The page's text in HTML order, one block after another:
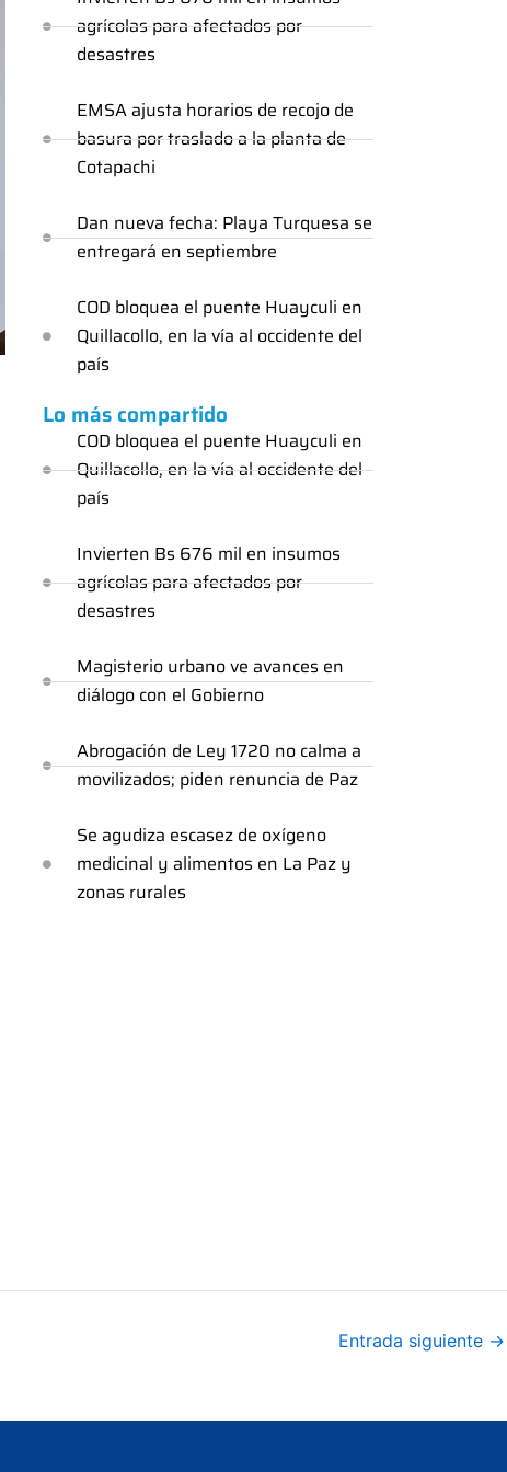
agrícolas para afectados por
desastres
EMSA ajusta horarios de recojo de
basura por traslado a la planta de
Cotapachi
Dan nueva fecha: Playa Turquesa se
entregará en septiembre
COD bloquea el puente Huayculi en
Quillacollo, en la vía al occidente del
país
Lo más compartido
COD bloquea el puente Huayculi en
Quillacollo, en la vía al occidente del
país
Invierten Bs 676 mil en insumos
agrícolas para afectados por
desastres
Magisterio urbano ve avances en
diálogo con el Gobierno
Abrogación de Ley 1720 no calma a
movilizados; piden renuncia de Paz
Se agudiza escasez de oxígeno
medicinal y alimentos en La Paz y
zonas rurales
Entrada siguiente →